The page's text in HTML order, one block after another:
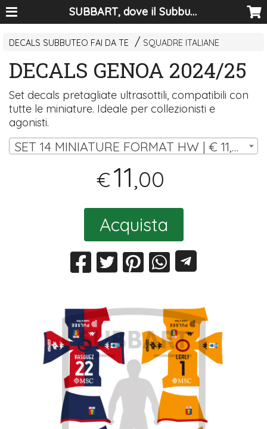
SUBBART, dove il Subbuteo diventa arte
DECALS SUBBUTEO FAI DA TE SQUADRE ITALIANE
DECALS GENOA 2024/25
Set decals pretagliate ultrasottili, compatibili con
tutte le miniature. Ideale per collezionisti e
agonisti.
SET 14 MINIATURE FORMAT HW | € 11,00
€11,00
Acquista